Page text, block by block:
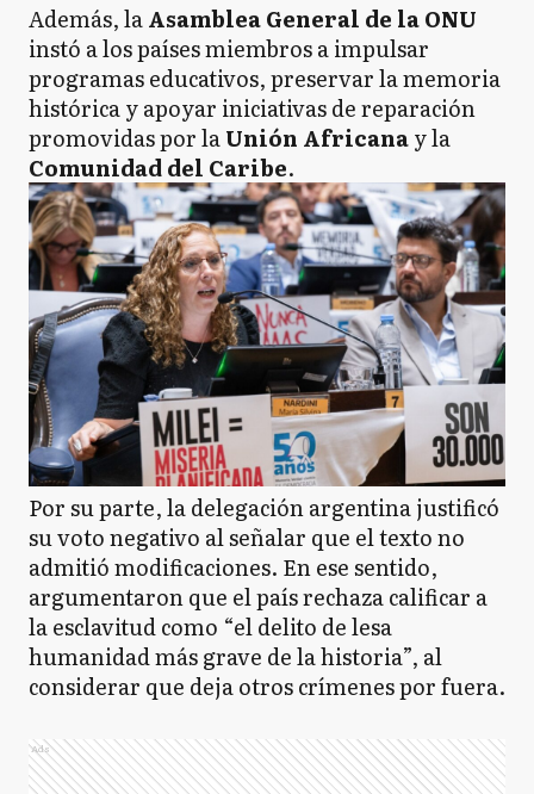
Además, laAsamblea General de la ONU
instó a los países miembros a impulsar
programas educativos, preservar la memoria
histórica y apoyar iniciativas de reparación
promovidas por laUnión Africanay la
Comunidad del Caribe.
Por su parte, la delegación argentina justificó
su voto negativo al señalar que el texto no
admitió modificaciones. En ese sentido,
argumentaron que el país rechaza calificar a
la esclavitud como “el delito de lesa
humanidad más grave de la historia”, al
considerar que deja otros crímenes por fuera.
Ads